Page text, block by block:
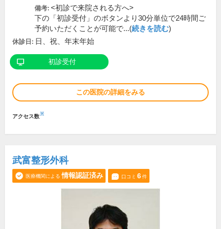
備考: <初診で来院される方へ>
下の「初診受付」のボタンより30分単位で24時間ご
予約いただくことが可能で...(続きを読む)
休診日: 日、祝、年末年始
初診受付
この医院の詳細をみる
アクセス数※
武富整形外科
医療機関による 情報認証済み 口コミ 6件